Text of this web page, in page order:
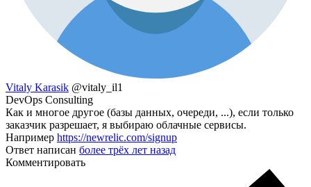
Vitaly Karasik @vitaly_il1
DevOps Consulting
Как и многое другое (базы данных, очереди, ...), если только
заказчик разрешает, я выбираю облачные сервисы.
Например https://newrelic.com/signup
Ответ написан более трёх лет назад
Комментировать